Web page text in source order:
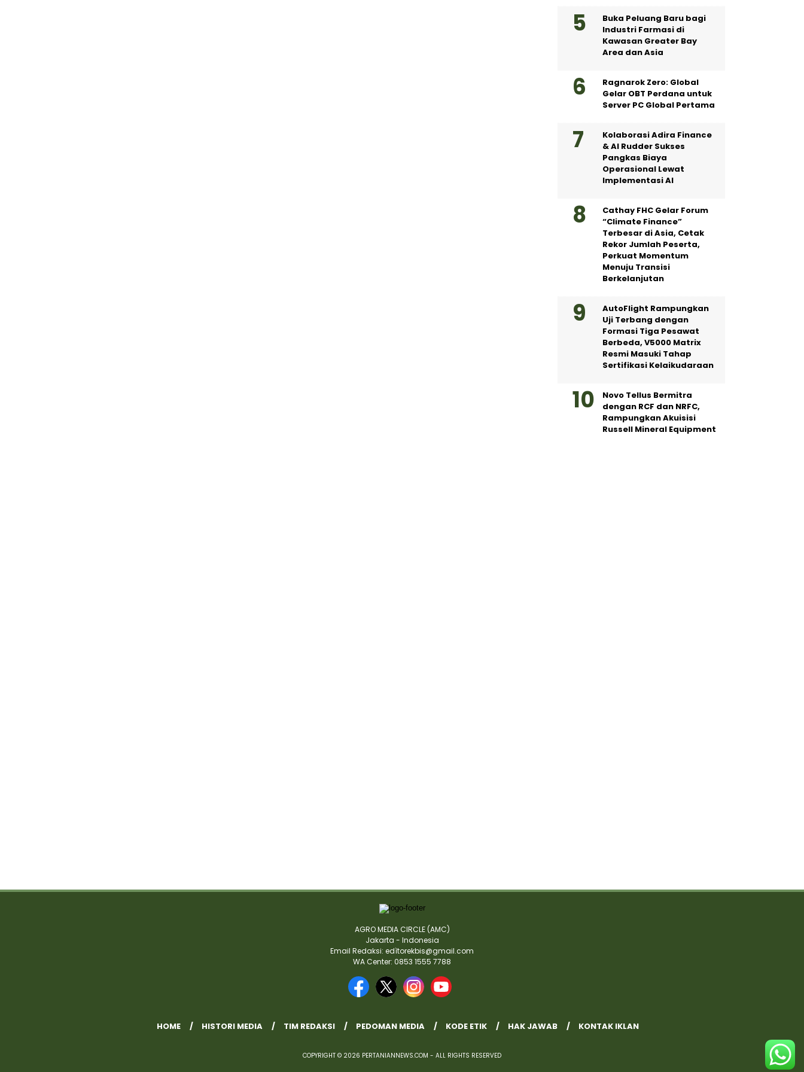
Buka Peluang Baru bagi
Industri Farmasi di
Kawasan Greater Bay
Area dan Asia
Ragnarok Zero: Global
Gelar OBT Perdana untuk
Server PC Global Pertama
Kolaborasi Adira Finance
& AI Rudder Sukses
Pangkas Biaya
Operasional Lewat
Implementasi AI
Cathay FHC Gelar Forum
“Climate Finance”
Terbesar di Asia, Cetak
Rekor Jumlah Peserta,
Perkuat Momentum
Menuju Transisi
Berkelanjutan
AutoFlight Rampungkan
Uji Terbang dengan
Formasi Tiga Pesawat
Berbeda, V5000 Matrix
Resmi Masuki Tahap
Sertifikasi Kelaikudaraan
Novo Tellus Bermitra
dengan RCF dan NRFC,
Rampungkan Akuisisi
Russell Mineral Equipment
AGRO MEDIA CIRCLE (AMC)
Jakarta - Indonesia
Email Redaksi: edìtorekbis@gmail.com
WA Center: 0853 1555 7788
HOME HISTORI MEDIA TIM REDAKSI PEDOMAN MEDIA KODE ETIK HAK JAWAB KONTAK IKLAN
COPYRIGHT © 2026 PERTANIANNEWS.COM - ALL RIGHTS RESERVED